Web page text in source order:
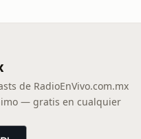
de RadioEnVivo.com.mx
— gratis en cualquier